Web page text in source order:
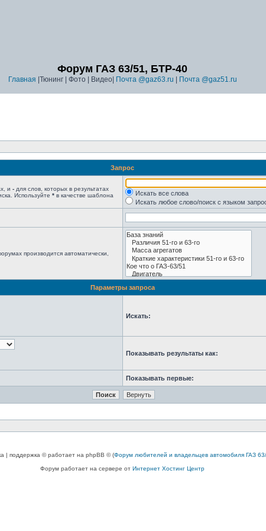
Форум ГАЗ 63/51, БТР-40
Главная |Тюнинг | Фото | Видео| Почта @gaz63.ru Почта @gaz51.ru
Запрос
и - для слов, которых в результатах
Используйте * в качестве шаблона
Искать все слова
Искать любое слово/поиск с языком
производится автоматически,
Параметры запроса
Искать:
Показывать результаты как:
Показывать первые:
| поддержка © работает на phpBB © (Форум любителей и владельцев автомобиля ГАЗ
Форум работает на сервере от Интернет Хостинг Центр